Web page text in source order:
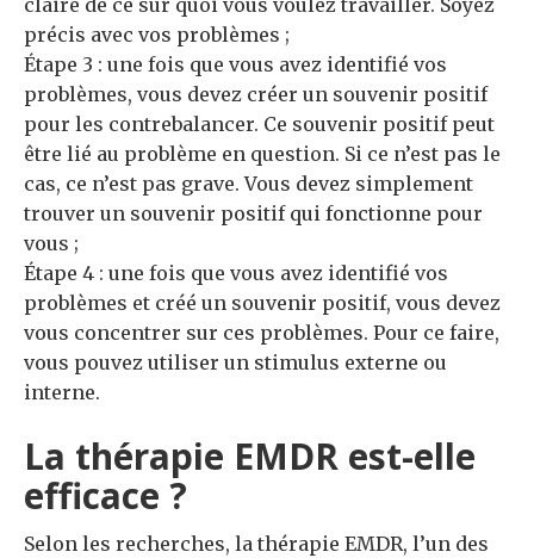
claire de ce sur quoi vous voulez travailler. Soyez
précis avec vos problèmes ;
Étape 3 : une fois que vous avez identifié vos
problèmes, vous devez créer un souvenir positif
pour les contrebalancer. Ce souvenir positif peut
être lié au problème en question. Si ce n’est pas le
cas, ce n’est pas grave. Vous devez simplement
trouver un souvenir positif qui fonctionne pour
vous ;
Étape 4 : une fois que vous avez identifié vos
problèmes et créé un souvenir positif, vous devez
vous concentrer sur ces problèmes. Pour ce faire,
vous pouvez utiliser un stimulus externe ou
interne.
La thérapie EMDR est-elle
efficace ?
Selon les recherches, la thérapie EMDR, l’un des